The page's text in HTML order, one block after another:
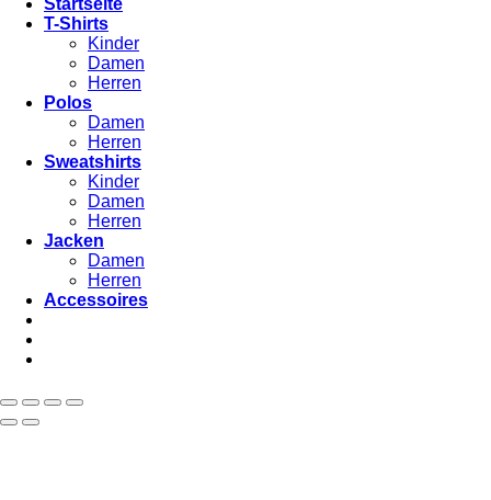
Startseite
T-Shirts
Kinder
Damen
Herren
Polos
Damen
Herren
Sweatshirts
Kinder
Damen
Herren
Jacken
Damen
Herren
Accessoires